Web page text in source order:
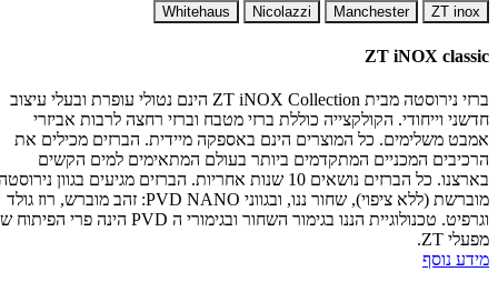
ZT inox
Manchester
Nicolazzi
Whitehaus
ZT iNOX classic
ברזי נירוסטה מבית ZT iNOX Collection הינם נטולי עופרת ובעלי עיצוב
חדשני וייחודי. הקולקצייה כוללת ברזי מטבח וברזי רחצה לרבות אביזרי
אמבט משלימים. כל המוצרים הינם באספקה מיידית. הברזים מכילים את
הרכיבים המכניים המתקדמים ביותר בעולם המתאימים למים הקשים
בארצנו. כל הברזים נושאים 10 שנות אחריות. הברזים מגיעים בגוון נירוסטה
מוברשת (ללא ציפוי), שחור ננו, ובגווני PVD NANO: זהב מוברש, רוז גולד
וגרפיט. טכנולוגיית הננו בגימור השחור ובגימורי ה PVD הינה פרי הפיתוח של
מפעלי ZT.
מידע נוסף